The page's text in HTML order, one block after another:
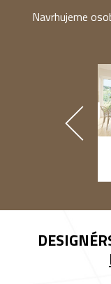
Navrhujeme